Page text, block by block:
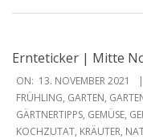
Ernteticker | Mitte
2021-
11-
13
ON: 13. NOVEMBER 2021
FRÜHLING, GARTEN,
GÄRTNERTIPPS, GEMÜSE,
KOCHZUTAT, KRÄUTER,